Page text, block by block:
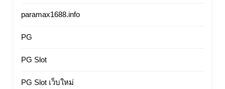
paramax1688.info
PG
PG Slot
PG Slot เว็บใหม่